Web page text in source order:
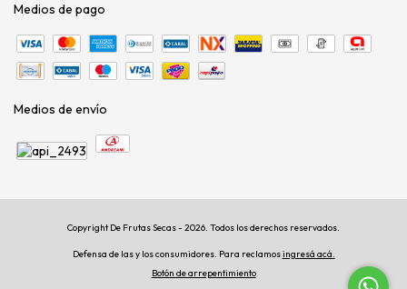
Medios de pago
Medios de envío
Copyright De Frutas Secas - 2026. Todos los derechos reservados.
Defensa de las y los consumidores. Para reclamosingresá acá.
Botón de arrepentimiento